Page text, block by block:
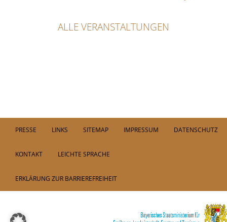
ALLE VERANSTALTUNGEN
PRESSE LINKS SITEMAP IMPRESSUM DATENSCHUTZ
KONTAKT LEICHTE SPRACHE
ERKLÄRUNG ZUR BARRIEREFREIHEIT